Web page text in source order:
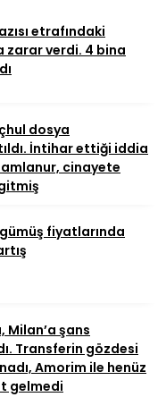
etrafındaki
zarar verdi. 4 bina
dosya
İntihar ettiği iddia
cinayete
fiyatlarında
Milan’a şans
Transferin gözdesi
Amorim ile henüz
gelmedi